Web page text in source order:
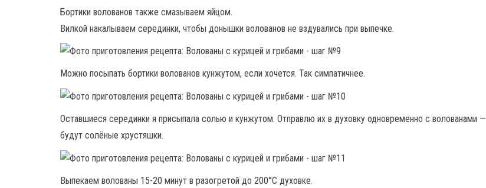
Бортики волованов также смазываем яйцом.
Вилкой накалываем серединки, чтобы донышки волованов не вздувались при выпечке.
Можно посыпать бортики волованов кунжутом, если хочется. Так симпатичнее.
Оставшиеся серединки я присыпала солью и кунжутом. Отправлю их в духовку одновременно с волованами —
будут солёные хрустяшки.
Выпекаем волованы 15-20 минут в разогретой до 200°С духовке.